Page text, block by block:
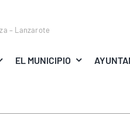
– Lanzarote
EL MUNICIPIO